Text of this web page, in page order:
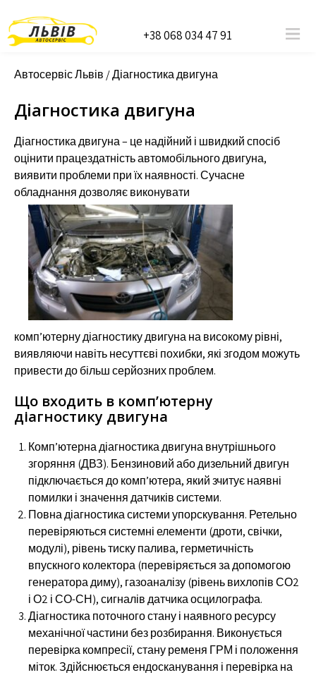
+38 068 034 47 91
Автосервіс Львів /Діагностика двигуна
Діагностика двигуна
Діагностика двигуна – це надійний і швидкий спосіб
оцінити працездатність автомобільного двигуна,
виявити проблеми при їх наявності. Сучасне
обладнання дозволяє виконувати
комп’ютерну діагностику двигуна на високому рівні,
виявляючи навіть несуттєві похибки, які згодом можуть
привести до більш серйозних проблем.
Що входить в комп’ютерну
діагностику двигуна
Комп’ютерна діагностика двигуна внутрішнього
згоряння (ДВЗ). Бензиновий або дизельний двигун
підключається до комп’ютера, який зчитує наявні
помилки і значення датчиків системи.
Повна діагностика системи упорскування. Ретельно
перевіряються системні елементи (дроти, свічки,
модулі), рівень тиску палива, герметичність
впускного колектора (перевіряється за допомогою
генератора диму), газоаналізу (рівень вихлопів СО2
і О2 і СО-СН), сигналів датчика осцилографа.
Діагностика поточного стану і наявного ресурсу
механічної частини без розбирання. Виконується
перевірка компресії, стану ременя ГРМ і положення
міток. Здійснюється ендосканування і перевірка на